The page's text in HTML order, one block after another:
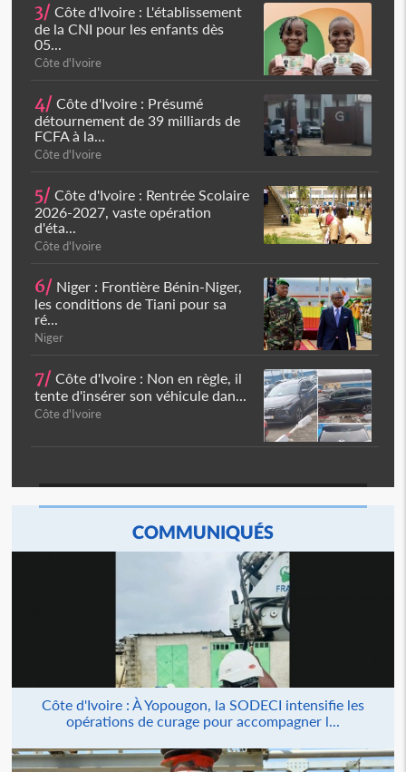
3/ Côte d'Ivoire : L'établissement
de la CNI pour les enfants dès
05...
Côte d'Ivoire
4/ Côte d'Ivoire : Présumé
détournement de 39 milliards de
FCFA à la...
Côte d'Ivoire
5/ Côte d'Ivoire : Rentrée Scolaire
2026-2027, vaste opération
d'éta...
Côte d'Ivoire
6/ Niger : Frontière Bénin-Niger,
les conditions de Tiani pour sa
ré...
Niger
7/ Côte d'Ivoire : Non en règle, il
tente d'insérer son véhicule dan...
Côte d'Ivoire
COMMUNIQUÉS
Côte d'Ivoire : À Yopougon, la SODECI intensifie les
opérations de curage pour accompagner l...